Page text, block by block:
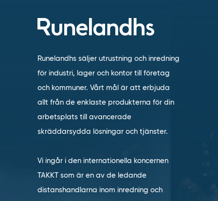
Runelandhs säljer utrustning och inredning
för industri, lager och kontor till företag
och kommuner. Vårt mål är att erbjuda
allt från de enklaste produkterna för din
arbetsplats till avancerade
skräddarsydda lösningar och tjänster.
Vi ingår i den internationella koncernen
TAKKT som är en av de ledande
distanshandlarna inom inredning och